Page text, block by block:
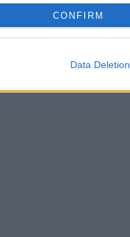
CONFIRM
Data Deletion